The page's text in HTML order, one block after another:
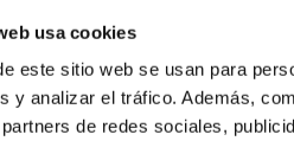
usa cookies
este sitio web se usan para
y analizar el tráfico. Además,
de redes sociales,
CASTELLÓ
VALÈNCIA
MONESTIR DE
ALACANT
CIUDAD DE